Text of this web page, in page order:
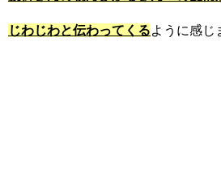
じわじわと伝わってくるように感じ